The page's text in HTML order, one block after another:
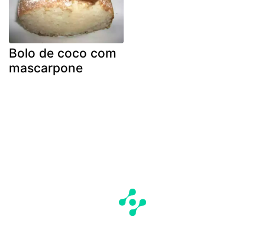
Bolo de coco com
mascarpone